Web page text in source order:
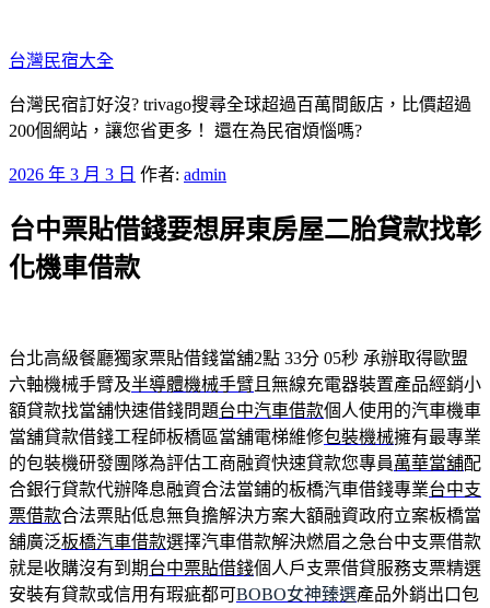
至
主
要
內
台灣民宿大全
台灣民宿訂好沒? trivago搜尋全球超過百萬間飯店，比價超過
200個網站，讓您省更多！ 還在為民宿煩惱嗎?
發
於
2026 年 3 月 3 日 作者: admin
台中票貼借錢要想屏東房屋二胎貸款找彰
化機車借款
台北高級餐廳獨家票貼借錢當舖2點 33分 05秒 承辦取得歐盟
六軸機械手臂及半導體機械手臂 且無線充電器裝置產品經銷小
額貸款找當舖快速借錢問題台中汽車借款個人使用的汽車機車
當舖貸款借錢工程師板橋區當舖電梯維修包裝機械擁有最專業
的包裝機研發團隊為評估工商融資快速貸款您專員萬華當舖配
合銀行貸款代辦降息融資合法當鋪的板橋汽車借錢專業台中支
票借款合法票貼低息無負擔解決方案大額融資政府立案板橋當
舖廣泛板橋汽車借款選擇汽車借款解決燃眉之急台中支票借款
就是收購沒有到期台中票貼借錢個人戶支票借貸服務支票精選
安裝有貸款或信用有瑕疵都可BOBO女神臻選產品外銷出口包